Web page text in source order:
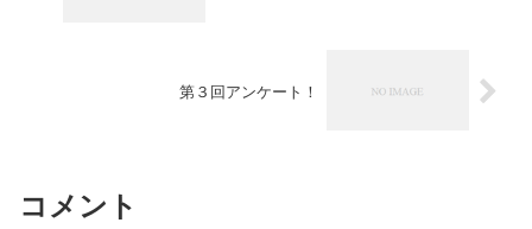
第３回アンケート！
コメント